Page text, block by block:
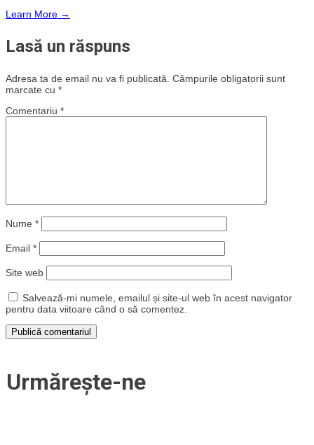
Learn More →
Lasă un răspuns
Adresa ta de email nu va fi publicată. Câmpurile obligatorii sunt
marcate cu *
Comentariu *
Nume *
Email *
Site web
Salvează-mi numele, emailul și site-ul web în acest navigator
pentru data viitoare când o să comentez.
Urmărește-ne